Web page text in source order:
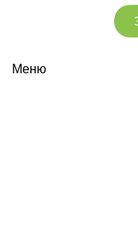
Меню